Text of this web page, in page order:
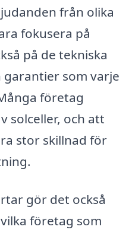
från olika
fokusera på
på de tekniska
som varje
företag
solceller, och att
stor skillnad för
gör det också
företag som